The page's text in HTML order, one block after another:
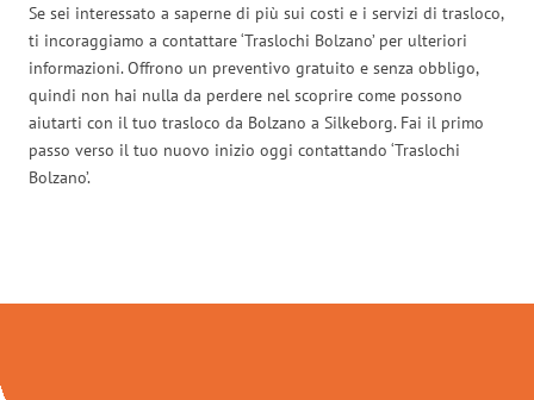
Se sei interessato a saperne di più sui costi e i servizi di trasloco,
ti incoraggiamo a contattare ‘Traslochi Bolzano’ per ulteriori
informazioni. Offrono un preventivo gratuito e senza obbligo,
quindi non hai nulla da perdere nel scoprire come possono
aiutarti con il tuo trasloco da Bolzano a Silkeborg. Fai il primo
passo verso il tuo nuovo inizio oggi contattando ‘Traslochi
Bolzano’.